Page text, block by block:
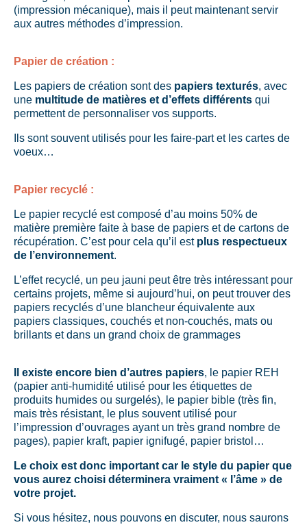
(impression mécanique), mais il peut maintenant servir
aux autres méthodes d’impression.
Papier de création :
Les papiers de création sont des papiers texturés, avec
une multitude de matières et d’effets différents qui
permettent de personnaliser vos supports.
Ils sont souvent utilisés pour les faire-part et les cartes de
voeux…
Papier recyclé :
Le papier recyclé est composé d’au moins 50% de
matière première faite à base de papiers et de cartons de
récupération. C’est pour cela qu’il est plus respectueux
de l’environnement.
L’effet recyclé, un peu jauni peut être très intéressant pour
certains projets, même si aujourd’hui, on peut trouver des
papiers recyclés d’une blancheur équivalente aux
papiers classiques, couchés et non-couchés, mats ou
brillants et dans un grand choix de grammages
Il existe encore bien d’autres papiers, le papier REH
(papier anti-humidité utilisé pour les étiquettes de
produits humides ou surgelés), le papier bible (très fin,
mais très résistant, le plus souvent utilisé pour
l’impression d’ouvrages ayant un très grand nombre de
pages), papier kraft, papier ignifugé, papier bristol…
Le choix est donc important car le style du papier que
vous aurez choisi déterminera vraiment « l’âme » de
votre projet.
Si vous hésitez, nous pouvons en discuter, nous saurons